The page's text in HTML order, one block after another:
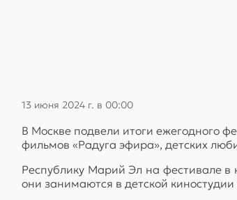
13 июня 2024 г. в 00:00
В Москве подвели итоги ежегодного
фильмов «Радуга эфира», детских
Республику Марий Эл на фестивале
они занимаются в детской